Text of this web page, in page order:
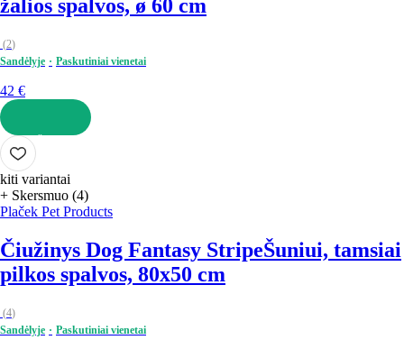
žalios spalvos, ø 60 cm
(2)
Sandėlyje
Paskutiniai vienetai
42 €
Į KREPŠELĮ
kiti variantai
+ Skersmuo (4)
Plaček Pet Products
Čiužinys Dog Fantasy StripeŠuniui, tamsiai
pilkos spalvos, 80x50 cm
(4)
Sandėlyje
Paskutiniai vienetai